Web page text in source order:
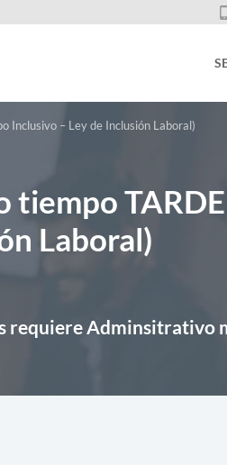
Inclusivo – Ley de Inclusión Laboral)
Laboral)
requiere Adminsitrativo